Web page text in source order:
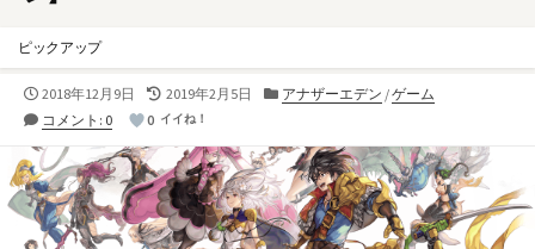
ピックアップ
公
開
2018年12月9日
最
終
新
日
2019年2月5日
カ
リ
ー
アナザーエデン /ゲーム
コメント: 0
0 イイね！